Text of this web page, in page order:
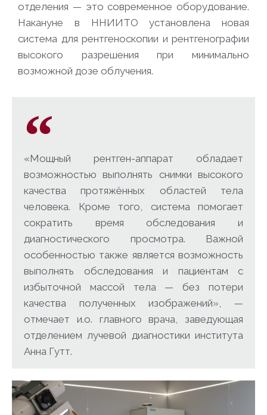
отделения — это современное оборудование.
Накануне в ННИИТО установлена новая
система для рентгеноскопии и рентгенографии
высокого разрешения при минимально
возможной дозе облучения.
«Мощный рентген-аппарат обладает
возможностью выполнять снимки высокого
качества протяжённых областей тела
человека. Кроме того, система помогает
сократить время обследования и
диагностического просмотра. Важной
особенностью также является возможность
выполнять обследования и пациентам с
избыточной массой тела — без потери
качества полученных изображений», —
отмечает и.о. главного врача, заведующая
отделением лучевой диагностики института
Анна Гутт.